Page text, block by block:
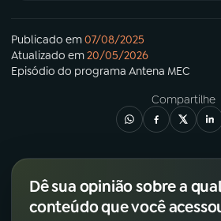
Publicado em07/08/2025
Atualizado em20/05/2026
Episódio do programa Antena MEC
Compartilhe
Dê sua opinião sobre a
conteúdo que você